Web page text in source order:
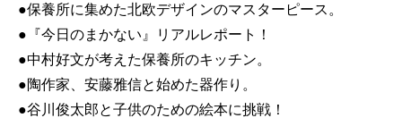
●保養所に集めた北欧デザインのマスターピース。
●『今日のまかない』リアルレポート！
●中村好文が考えた保養所のキッチン。
●陶作家、安藤雅信と始めた器作り。
●谷川俊太郎と子供のための絵本に挑戦！